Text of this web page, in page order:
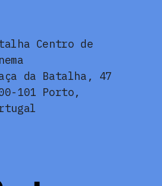
Centro de
da Batalha, 47
101 Porto,